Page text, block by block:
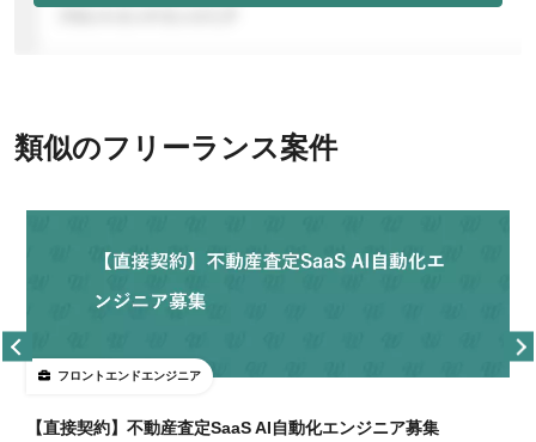
類似のフリーランス案件
フロントエンドエンジニア
【直接契約】不動産査定SaaS AI自動化エンジニア募集